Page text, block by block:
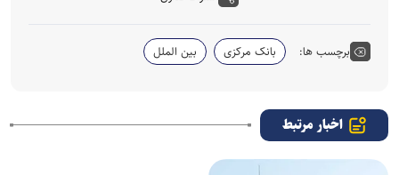
برچسب ها: بانک مرکزی بین الملل
اخبار مرتبط